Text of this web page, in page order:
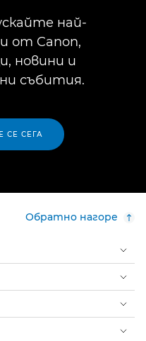
най-
от Canon,
новини и
събития.
СЕ СЕГА
Обратно нагоре